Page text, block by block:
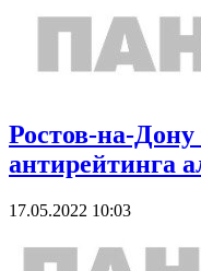
Ростов-на-
антирейтинга
17.05.2022 10:03